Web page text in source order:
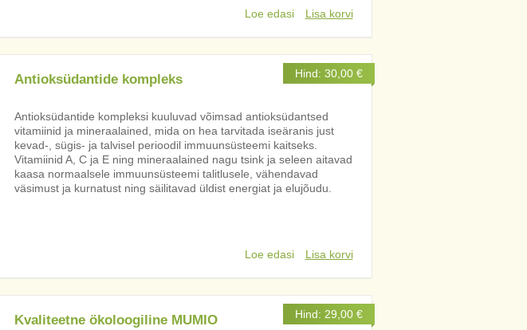
Loe edasi
Lisa korvi
Antioksüdantide kompleks Hind: 30,00 €
Antioksüdantide kompleksi kuuluvad võimsad antioksüdantsed
vitamiinid ja mineraalained, mida on hea tarvitada iseäranis just
kevad-, sügis- ja talvisel perioodil immuunsüsteemi kaitseks.
Vitamiinid A, C ja E ning mineraalained nagu tsink ja seleen aitavad
kaasa normaalsele immuunsüsteemi talitlusele, vähendavad
väsimust ja kurnatust ning säilitavad üldist energiat ja elujõudu.
Loe edasi Lisa korvi
Kvaliteetne ökoloogiline MUMIO
Hind: 29,00 €